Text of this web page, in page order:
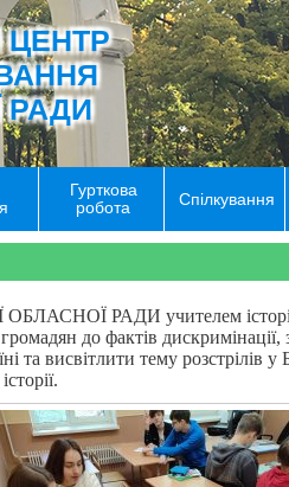
ЦЕНТР
РАДИ
Гурткова
робота
Спілкування
РАДИ учителем історії
до фактів дискримінації,
та висвітлити тему